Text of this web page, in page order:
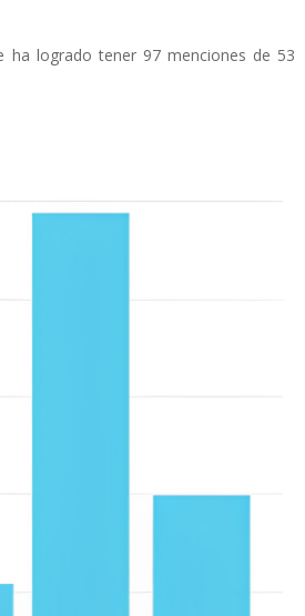
logrado tener 97 menciones de 53